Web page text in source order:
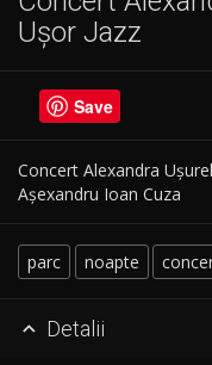
Ușor Jazz
Save
Concert Alexandra
Așexandru Ioan Cuza
parc noapte
 Detalii